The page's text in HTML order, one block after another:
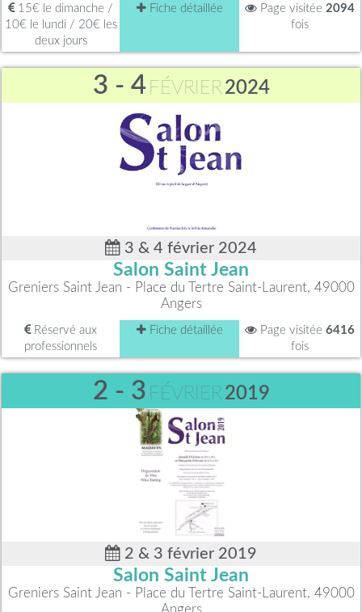
15€ le dimanche /
10€ le lundi / 20€ les
deux jours
Fiche détaillée Page visitée 2094
fois
3 - 4 FÉVRIER2024
3 & 4 février 2024
Salon Saint Jean
Greniers Saint Jean - Place du Tertre Saint-Laurent, 49000
Angers
Réservé aux
professionnels
Fiche détaillée Page visitée 6416
fois
2 - 3 FÉVRIER2019
2 & 3 février 2019
Salon Saint Jean
Greniers Saint Jean - Place du Tertre Saint-Laurent, 49000